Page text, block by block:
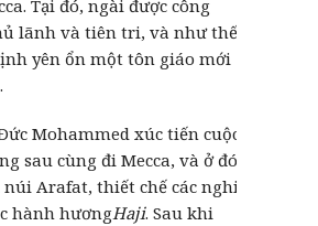
Tại đó, ngài được công
lãnh và tiên tri, và như thế,
yên ổn một tôn giáo mới
Mohammed xúc tiến cuộc
sau cùng đi Mecca, và ở đó,
Arafat, thiết chế các nghi
hành hươngHaji. Sau khi